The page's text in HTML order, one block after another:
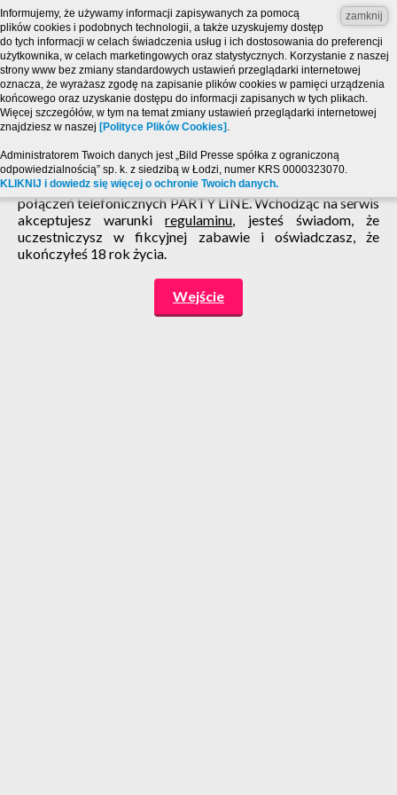
zamknij
Informujemy, że używamy informacji zapisywanych za pomocą
plików cookies i podobnych technologii, a także uzyskujemy dostęp
do tych informacji w celach świadczenia usług i ich dostosowania do preferencji
użytkownika, w celach marketingowych oraz statystycznych. Korzystanie z naszej
strony www bez zmiany standardowych ustawień przeglądarki internetowej
oznacza, że wyrażasz zgodę na zapisanie plików cookies w pamięci urządzenia
końcowego oraz uzyskanie dostępu do informacji zapisanych w tych plikach.
Więcej szczegółów, w tym na temat zmiany ustawień przeglądarki internetowej
znajdziesz w naszej [Polityce Plików Cookies] .
Administratorem Twoich danych jest „Bild Presse spółka z ograniczoną
odpowiedzialnością” sp. k. z siedzibą w Łodzi, numer KRS 0000323070.
KLIKNIJ i dowiedz się więcej o ochronie Twoich danych.
Strona zawiera treści o charakterze erotycznym i jest
przeznaczona dla osób, które ukończyły 18 lat! Powyższy
serwis ma charakter zabawy pogawędki chat SMS i
połączeń telefonicznych PARTY LINE. Wchodząc na serwis
akceptujesz warunkiregulaminu, jesteś świadom, że
uczestniczysz w fikcyjnej zabawie i oświadczasz, że
ukończyłeś 18 rok życia.
Wejście